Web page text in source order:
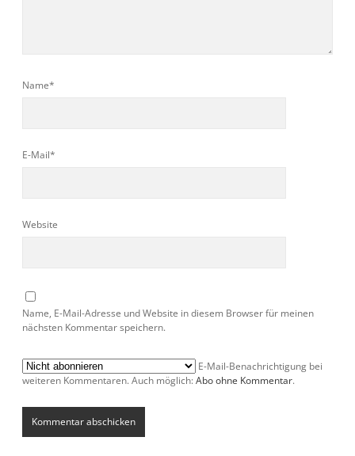
Name*
E-Mail*
Website
Name, E-Mail-Adresse und Website in diesem Browser für meinen
nächsten Kommentar speichern.
E-Mail-Benachrichtigung bei
weiteren Kommentaren. Auch möglich: Abo ohne Kommentar.